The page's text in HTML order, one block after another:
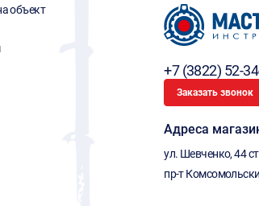
объект
+7 (3822) 52-
Заказать звонок
Адреса
ул. Шевченко, 44
пр-т